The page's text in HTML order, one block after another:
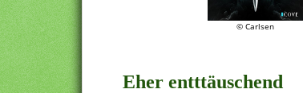
© Carlsen
Eher entttäuschend